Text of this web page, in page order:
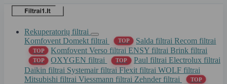
Rekuperatorių filtrai
Komfovent Domekt filtrai
TOP Salda filtraiRecom filtrai
TOP Komfovent Verso filtraiENSY filtraiBrink filtrai
TOP OXYGEN filtrai TOP Paul filtrai Electrolux filtrai
Daikin filtrai Systemair filtrai Flexit filtrai WOLF filtrai
Mitsubishi filtrai Viessmann filtrai Zehnder filtrai TOP